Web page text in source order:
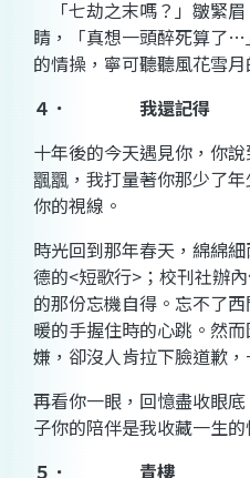
「七劫之末嗎？」皺緊眉
睛，「真想一頭醉死算了…
的情操，寧可聽聽風花雪
４． 我還記得
十年後的今天遇見你，你說
飁飁 ，我打量著你那少了
你的視線。
時光回到那年春天， 綿綿
德的<短歌行> ；校刊社辦
的那份忘機自得。忘不了
暖的手握住時的心跳。然
嫌 ，卻沒人肯拉下臉道歉
再看你一眼，回憶盡收眼底
子你的陪伴是我收藏一生的
５． 青樓